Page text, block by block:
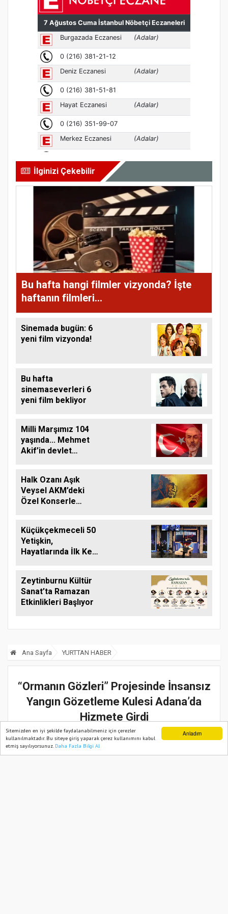
Anladım
Sitemizden en iyi şekilde faydalanabilmeniz için çerezler
kullanılmaktadır. Bu siteye giriş yaparak çerez kullanımını kabul
etmiş sayılıyorsunuz. Daha Fazla Bilgi Al
İlginizi Çekebilir
Bu hafta hangi filmler vizyonda? İşte
haftanın filmleri...
Sinemada bugün: 6
yeni film vizyonda!
Bu hafta
sinemaseverleri 6
yeni film bekliyor
Milli Marşımız 104
yaşında... Mehmet
Akif’in devlet
Halk Ozanı Aşık
Veysel AKM’deki
Özel Konserle
Küçükçekmeceli 50
Yetişkin,
Hayatlarında İlk Kez
Zeytinburnu Kültür
Sanat’ta Ramazan
Etkinlikleri Başlıyor
Ana Sayfa YURTTAN HABER
“Ormanın Gözleri” Projesinde İnsansız
Yangın Gözetleme Kulesi Adana’da
Hizmete Girdi
09 Aralık, 2022, Cuma 15:57
Ana Sayfa Web TV